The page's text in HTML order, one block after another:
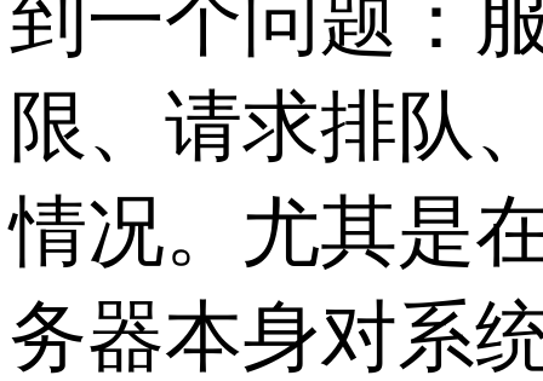
到一个问题：
限、请求排队
情况。尤其是
务器本身对系